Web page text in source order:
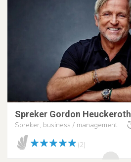
Spreker Gordon Heuckeroth
Spreker, business / management
(2)